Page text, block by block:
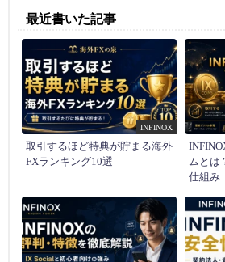
最近書いた記事
INFINOX
取引するほど特典が貯まる海外
FXランキング10選
ムとは
仕組み